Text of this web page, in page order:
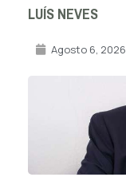
LUÍS NEVES
Agosto 6, 2026